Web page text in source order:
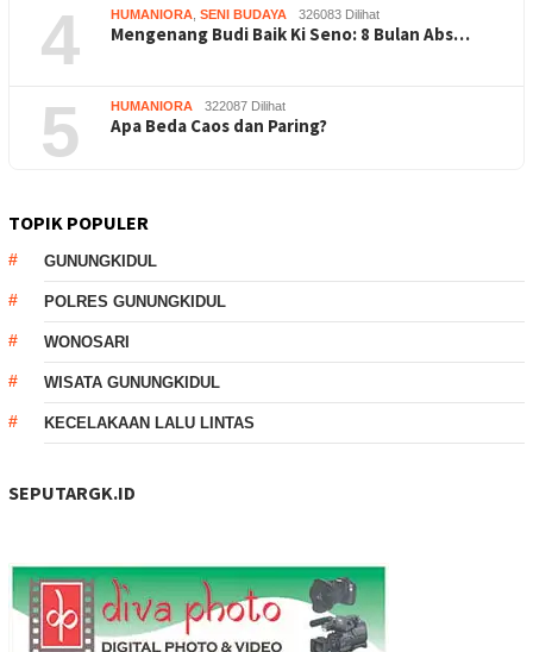
4 HUMANIORA SENI BUDAYA 326083 Dilihat
Mengenang Budi Baik Ki Seno: 8 Bulan Abs…
5 HUMANIORA 322087 Dilihat
Apa Beda Caos dan Paring?
TOPIK POPULER
GUNUNGKIDUL
POLRES GUNUNGKIDUL
WONOSARI
WISATA GUNUNGKIDUL
KECELAKAAN LALU LINTAS
SEPUTARGK.ID